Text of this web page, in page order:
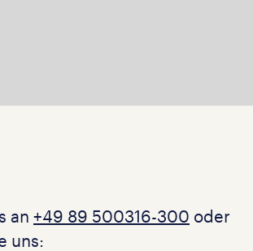
an +49 89 500316-300 oder
uns: